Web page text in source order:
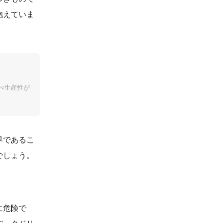
ていま
生産性が
あるこ
ょう。
危険で